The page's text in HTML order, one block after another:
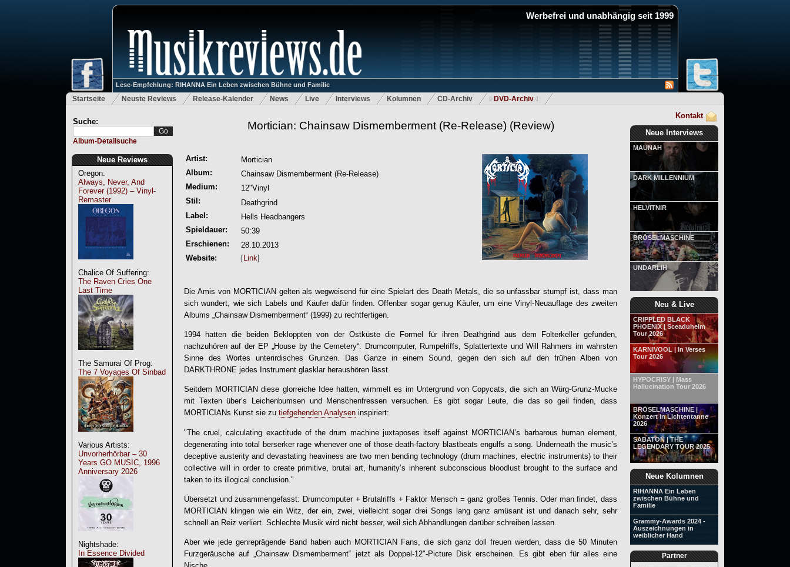
Werbefrei und unabhängig seit 1999
Lese-Empfehlung: RIHANNA Ein Leben zwischen Bühne und Familie
Startseite Neuste Reviews Release-Kalender News Live Interviews Kolumnen CD-Archiv DVD-Archiv
Suche:
Album-Detailsuche
Neue Reviews
Oregon:
Always, Never, And
Forever (1992) – Vinyl-
Remaster
Chalice Of Suffering:
The Raven Cries One
Last Time
The Samurai Of Prog:
The 7 Voyages Of Sinbad
Various Artists:
Unvorherhörbar – 30
Years GO MUSIC, 1996
Anniversary 2026
Nightshade:
In Essence Divided
Kontakt
Neue Interviews
MAUNAH
DARK MILLENNIUM
HELVITNIR
BRÖSELMASCHINE
UNDARLIH
Neu & Live
CRIPPLED BLACK
PHOENIX | Sceaduhelm
Tour 2026
KARNIVOOL | In Verses
Tour 2026
HYPOCRISY | Mass
Hallucination Tour 2026
BRÖSELMASCHINE |
Konzert in Lichtentanne
2026
SABATON | THE
LEGENDARY TOUR 2025
Neue Kolumnen
RIHANNA Ein Leben
zwischen Bühne und
Familie
Grammy-Awards 2024 -
Auszeichnungen in
weiblicher Hand
Partner
Mortician: Chainsaw Dismemberment (Re-Release)(Review)
Artist:
Mortician
Album:
Chainsaw Dismemberment (Re-Release)
Medium:
12"Vinyl
Stil:
Deathgrind
Label:
Hells Headbangers
Spieldauer:
50:39
Erschienen:
28.10.2013
Website:
[Link]
Die Amis von MORTICIANgelten als wegweisend für eine Spielart des Death Metals, die so unfassbar stumpf ist, dass man
sich wundert, wie sich Labels und Käufer dafür finden. Offenbar sogar genug Käufer, um eine Vinyl-Neuauflage des zweiten
Albums „Chainsaw Dismemberment“ (1999) zu rechtfertigen.
1994 hatten die beiden Bekloppten von der Ostküste die Formel für ihren Deathgrind aus dem Folterkeller gefunden,
nachzuhören auf der EP „House by the Cemetery“: Drumcomputer, Rumpelriffs, Splattertexte und Will Rahmers im wahrsten
Sinne des Wortes unterirdisches Grunzen. Das Ganze in einem Sound, gegen den sich auf den frühen Alben von
DARKTHRONE jedes Instrument glasklar heraushören lässt.
Seitdem MORTICIAN diese glorreiche Idee hatten, wimmelt es im Untergrund von Copycats, die sich an Würg-Grunz-Mucke
mit Texten über‘s Leichenbumsen und Menschenfressen versuchen. Es gibt sogar Leute, die das so geil finden, dass
MORTICIANs Kunst sie zu tiefgehenden Analysen inspiriert:
"The cruel, calculating exactitude of the drum machine juxtaposes itself against MORTICIAN’s barbarous human element,
degenerating into total berserker rage whenever one of those death-factory blastbeats engulfs a song. Underneath the music’s
deceptive austerity and devastating heaviness are two men bending technology (drum machines, electric instruments) to their
collective will in order to create primitive, brutal art, humanity’s inherent subconscious bloodlust brought to the surface and
taken to its illogical conclusion."
Übersetzt und zusammengefasst: Drumcomputer + Brutalriffs + Faktor Mensch = ganz großes Tennis. Oder man findet, dass
MORTICIAN klingen wie ein Witz, der ein, zwei, vielleicht sogar drei Songs lang ganz amüsant ist und danach sehr, sehr
schnell an Reiz verliert. Schlechte Musik wird nicht besser, weil sich Abhandlungen darüber schreiben lassen.
Aber wie jede genreprägende Band haben auch MORTICIAN Fans, die sich ganz doll freuen werden, dass die 50 Minuten
Furzgeräusche auf „Chainsaw Dismemberment“ jetzt als Doppel-12"-Picture Disk erscheinen. Es gibt eben für alles eine